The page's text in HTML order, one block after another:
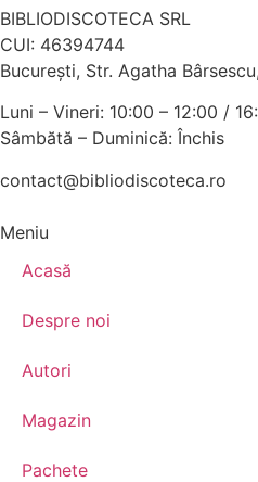
BIBLIODISCOTECA SRL
CUI: 46394744
Bucureşti, Str. Agatha
Luni – Vineri: 10:00 – 12:00 /
Sâmbătă – Duminică: Închis
contact@bibliodiscoteca.ro
Meniu
Acasă
Despre noi
Autori
Magazin
Pachete